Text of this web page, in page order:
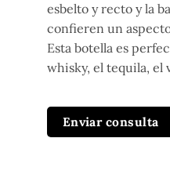
esbelto y recto y la
confieren un
Esta botella es
whisky, el tequila, el
Enviar consulta